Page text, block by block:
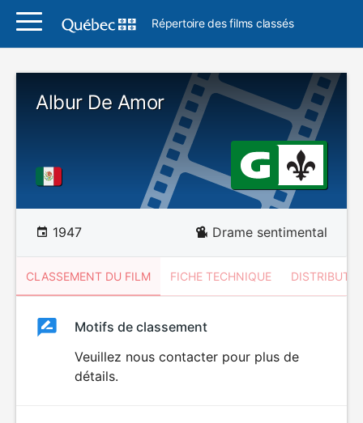
Répertoire des films classés
Albur De Amor
1947 Drame sentimental
CLASSEMENT DU FILM FICHE TECHNIQUE
ClassementClassement
Motifs de classement
Veuillez nous contacter pour plus de
détails.